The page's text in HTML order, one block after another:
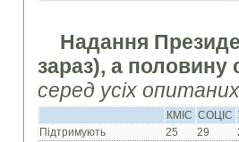
Надання
зараз), а половину
серед усіх опитаних
КМІС СОЦІС
Підтримують
25 29